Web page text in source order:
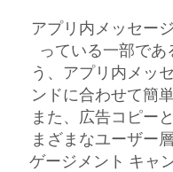
アプリ内メッセー
っている一部であ
う、アプリ内メッ
ンドに合わせて簡
また、広告コピー
まざまなユーザー
ゲージメント キャ